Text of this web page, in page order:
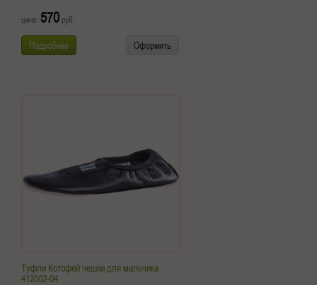
цена: 570 руб.
Подробнее Оформить
Туфли Котофей чешки для мальчика
412002-04